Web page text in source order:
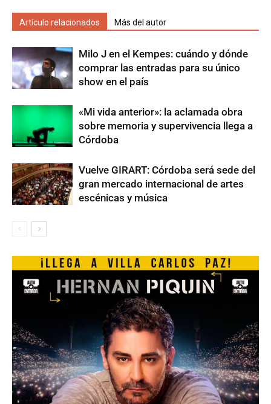
Artículo relacionados Más del autor
Milo J en el Kempes: cuándo y dónde
comprar las entradas para su único
show en el país
«Mi vida anterior»: la aclamada obra
sobre memoria y supervivencia llega a
Córdoba
Vuelve GIRART: Córdoba será sede del
gran mercado internacional de artes
escénicas y música